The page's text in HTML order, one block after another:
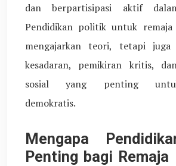
dan berpartisipasi aktif
Pendidikan politik untuk remaja
mengajarkan teori, tetapi juga
kesadaran, pemikiran kritis,
sosial yang penting
demokratis.
Mengapa
Penting bagi Remaja